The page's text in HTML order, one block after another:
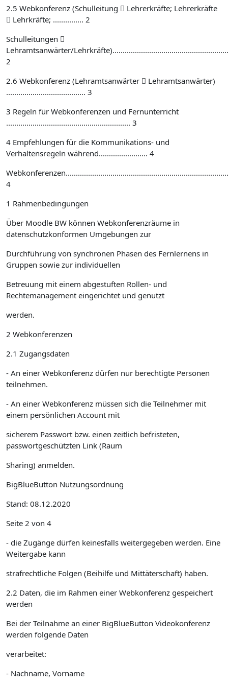
2.5 Webkonferenz (Schulleitung  Lehrerkräfte; Lehrerkräfte
 Lehrkräfte; ............... 2
Schulleitungen 
Lehramtsanwärter/
2
2.6 Webkonferenz (Lehramtsanwärter  Lehramtsanwärter)
....................................... 3
3 Regeln für Webkonferenzen und Fernunterricht
............................................................. 3
4 Empfehlungen für die Kommunikations- und
Verhaltensregeln während........................ 4
4
1 Rahmenbedingungen
Über Moodle BW können Webkonferenzräume in
datenschutzkonformen Umgebungen zur
Durchführung von synchronen Phasen des Fernlernens in
Gruppen sowie zur individuellen
Betreuung mit einem abgestuften Rollen- und
Rechtemanagement eingerichtet und genutzt
werden.
2 Webkonferenzen
2.1 Zugangsdaten
- An einer Webkonferenz dürfen nur berechtigte Personen
teilnehmen.
- An einer Webkonferenz müssen sich die Teilnehmer mit
einem persönlichen Account mit
sicherem Passwort bzw. einen zeitlich befristeten,
passwortgeschützten Link (Raum
Sharing) anmelden.
BigBlueButton Nutzungsordnung
Stand: 08.12.2020
Seite 2 von 4
- die Zugänge dürfen keinesfalls weitergegeben werden. Eine
Weitergabe kann
strafrechtliche Folgen (Beihilfe und Mittäterschaft) haben.
2.2 Daten, die im Rahmen einer Webkonferenz gespeichert
werden
Bei der Teilnahme an einer BigBlueButton Videokonferenz
werden folgende Daten
verarbeitet:
- Nachname, Vorname